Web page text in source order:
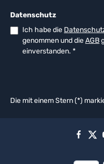
Datenschutz
Ich habe die
genommen und dieAGB
einverstanden. *
Die mit einem Stern (*)